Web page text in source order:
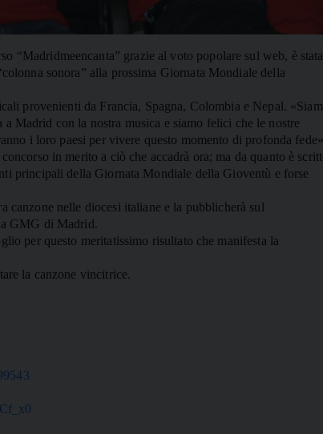
“Madridmeencanta” grazie al voto popolare sul web, è stata
sonora” alla prossima Giornata Mondiale della
provenienti da Francia, Spagna, Colombia e Nepal.
Madrid con la nostra musica e siamo felici che le nostre
i loro paesi per vivere questo momento di profonda
in merito a ciò che accadrà ora; ma da quanto è
principali della Giornata Mondiale della Gioventù e forse
canzone nelle diocesi italiane e la pubblicherà sul
GMG di Madrid.
per questo meritatissimo risultato che manifesta la
la canzone vincitrice.